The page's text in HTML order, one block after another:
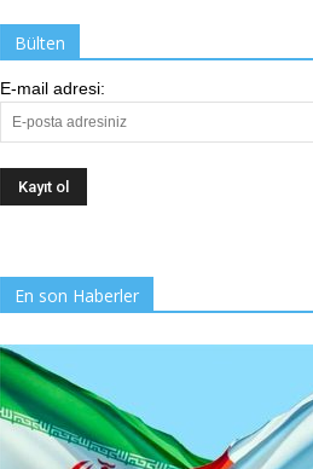
Bülten
E-mail adresi:
En son Haberler